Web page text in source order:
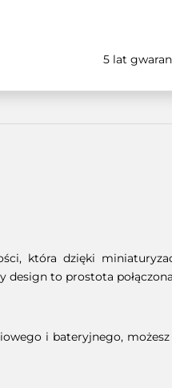
5 lat
która dzięki
to prostota
i bateryjnego,